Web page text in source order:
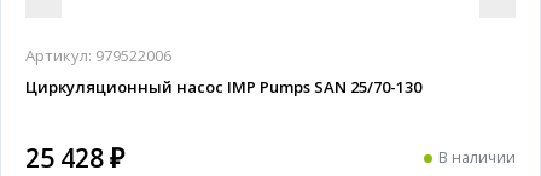
Артикул: 979522006
Циркуляционный насос IMP Pumps SAN 25/70-130
25 428 ₽ В наличии